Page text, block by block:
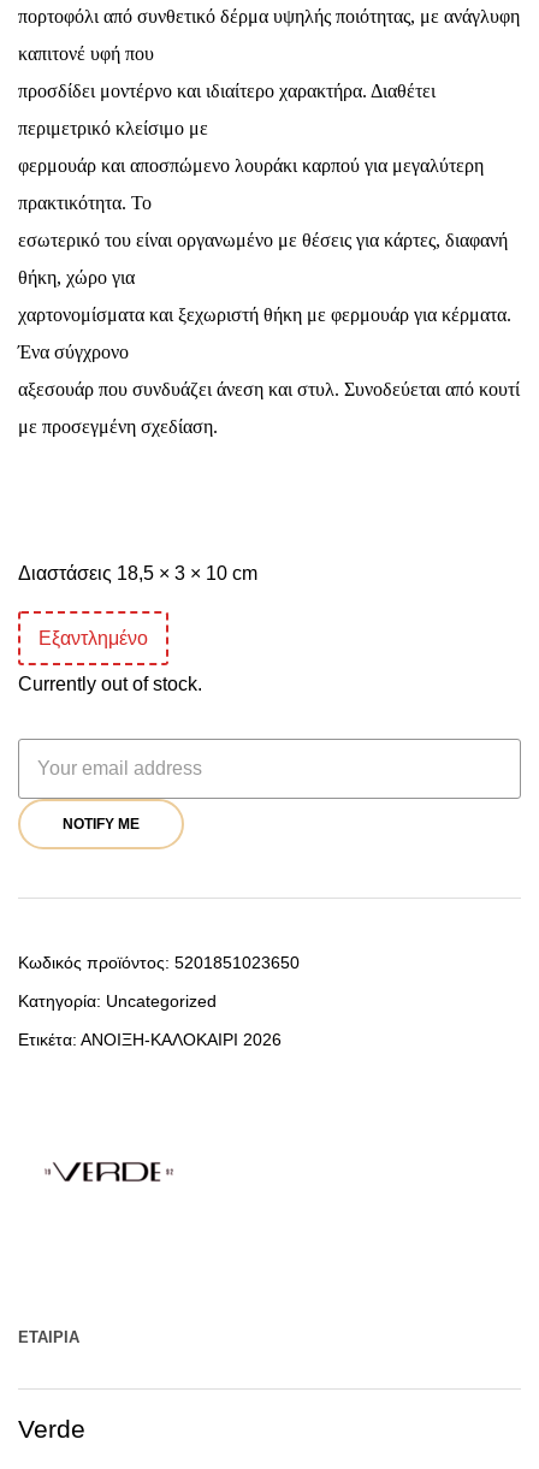
πορτοφόλι από συνθετικό δέρμα υψηλής ποιότητας, με ανάγλυφη
καπιτονέ υφή που
προσδίδει μοντέρνο και ιδιαίτερο χαρακτήρα. Διαθέτει
περιμετρικό κλείσιμο με
φερμουάρ και αποσπώμενο λουράκι καρπού για μεγαλύτερη
πρακτικότητα. Το
εσωτερικό του είναι οργανωμένο με θέσεις για κάρτες, διαφανή
θήκη, χώρο για
χαρτονομίσματα και ξεχωριστή θήκη με φερμουάρ για κέρματα.
Ένα σύγχρονο
αξεσουάρ που συνδυάζει άνεση και στυλ. Συνοδεύεται από κουτί
με προσεγμένη σχεδίαση.
Διαστάσεις 18,5 × 3 × 10 cm
Εξαντλημένο
Currently out of stock.
NOTIFY ME
Κωδικός προϊόντος: 5201851023650
Κατηγορία: Uncategorized
Ετικέτα: ΑΝΟΙΞΗ-ΚΑΛΟΚΑΙΡΙ 2026
ΕΤΑΙΡΊΑ
Verde